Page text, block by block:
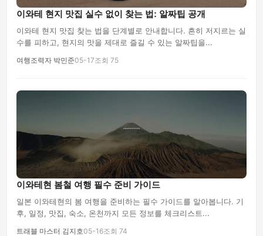
이와테 현지 맛집 실수 없이 찾는 법: 알짜팁 공개
이와테 현지 맛집 찾는 법을 단계별로 안내합니다. 흔히 저지르는 실
수를 피하고, 현지의 맛을 제대로 즐길 수 있는 알짜팁을...
여행조력자 박민준05-17조회 75
이와테현 봄철 여행 필수 준비 가이드
일본 이와테현의 봄 여행을 준비하는 필수 가이드를 알아봅니다. 기
후, 일정, 맛집, 숙소, 온천까지 모든 정보를 체크리스트...
트래블 마스터 김지호05-16조회 74